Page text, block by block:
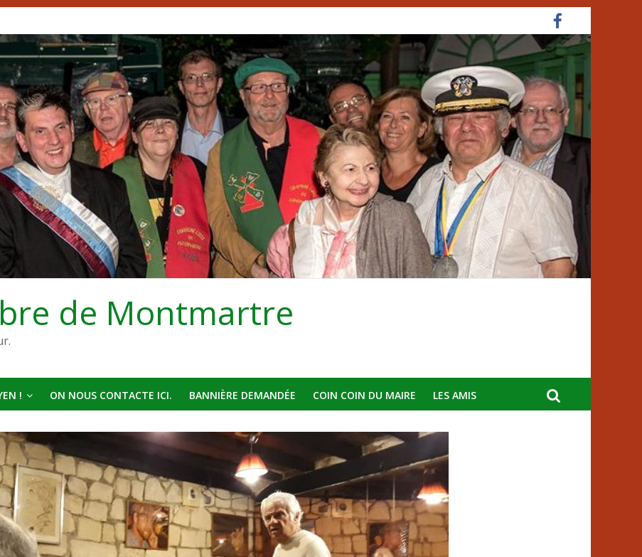
de Montmartre
! ON NOUS CONTACTE ICI. BANNIÈRE DEMANDÉE COIN COIN DU MAIRE LES AMIS